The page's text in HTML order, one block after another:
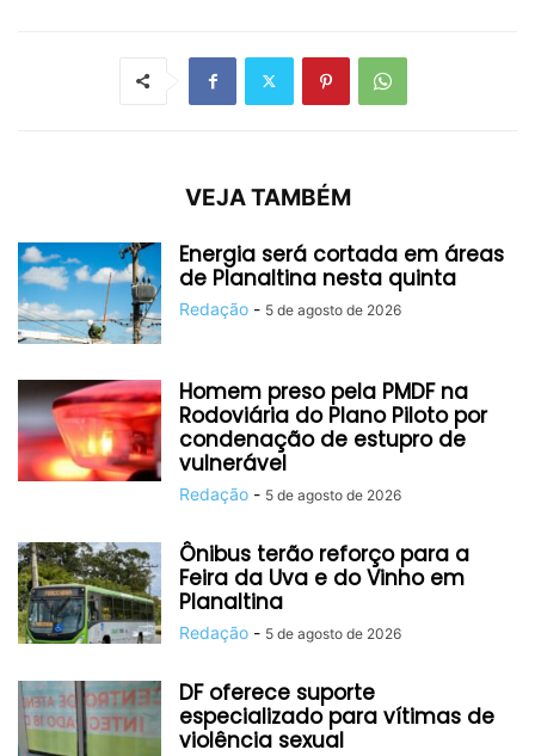
VEJA TAMBÉM
Energia será cortada em áreas
de Planaltina nesta quinta
Redação - 5 de agosto de 2026
Homem preso pela PMDF na
Rodoviária do Plano Piloto por
condenação de estupro de
vulnerável
Redação - 5 de agosto de 2026
Ônibus terão reforço para a
Feira da Uva e do Vinho em
Planaltina
Redação - 5 de agosto de 2026
DF oferece suporte
especializado para vítimas de
violência sexual